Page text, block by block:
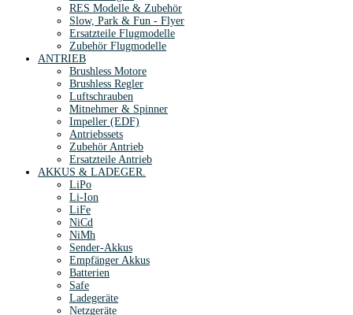
RES Modelle & Zubehör
Slow, Park & Fun - Flyer
Ersatzteile Flugmodelle
Zubehör Flugmodelle
ANTRIEB
Brushless Motore
Brushless Regler
Luftschrauben
Mitnehmer & Spinner
Impeller (EDF)
Antriebssets
Zubehör Antrieb
Ersatzteile Antrieb
AKKUS & LADEGER.
LiPo
Li-Ion
LiFe
NiCd
NiMh
Sender-Akkus
Empfänger Akkus
Batterien
Safe
Ladegeräte
Netzgeräte